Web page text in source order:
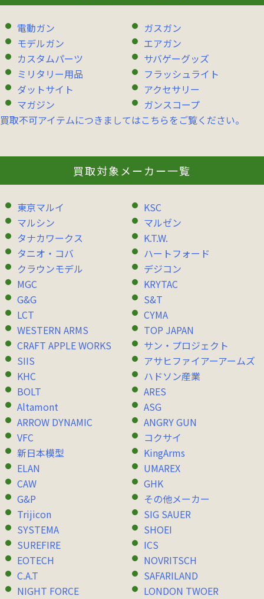
電動ガン
ガスガン
モデルガン
エアガン
カスタムパーツ
サバゲーグッズ
ミリタリー用品
フラッシュライト
ダットサイト
アクセサリー
マガジン
ガンスコープ
買取不可アイテムにつきましてはこちらをご覧ください。
買取対象メーカー一覧
東京マルイ
KSC
マルシン
マルゼン
タナカワークス
K.T.W.
タニオ・コバ
ハートフォード
クラウンモデル
デジコン
MGC
KRYTAC
G&G
S&T
LCT
CYMA
WESTERN ARMS
TOP JAPAN
CRAFT APPLE WORKS
サン・プロジェクト
SIIS
アサヒファイアーアームズ
KHC
ハドソン産業
BOLT
ARES
Altamont
ASG
ARROW DYNAMIC
ANGRY GUN
VFC
コクサイ
新日本模型
KingArms
ELAN
UMAREX
CAW
GHK
G&P
その他メーカー
Trijicon
SIG SAUER
SYSTEMA
SHOEI
SUREFIRE
ICS
EOTECH
NOVRITSCH
C.A.T
SAFARILAND
NIGHT FORCE
LONDON TWOER